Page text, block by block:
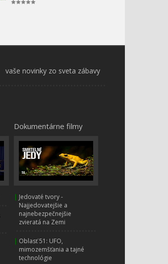
gravitačný krokodíl
0:00
Statočné autíčko a zlý
Mesto áut - Zlé dvojča
Supertruck spôsobuje
chaos!
Mesto áut -
Supernaklaďák porazí zlé
dvojča
Mesto áut - Superzávodné
auto chytá zlodeja
vaše novinky zo sveta zábavy
Dokumentárne filmy
| Jedovaté tvory -
Najjedovatejšie a
najnebezpečnejšie
zvieratá na Zemi
| Oblasť 51: UFO,
mimozemšťania a tajné
technológie